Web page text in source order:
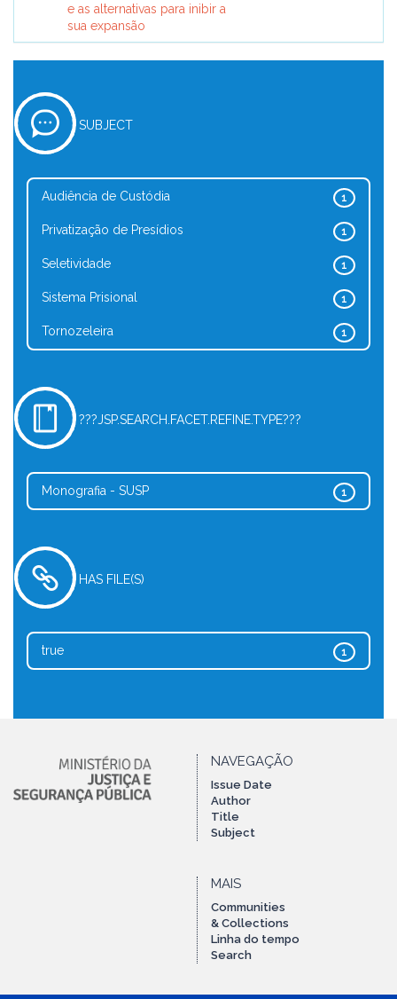
e as alternativas para inibir a
sua expansão
SUBJECT
1
Audiência de Custódia
1
Privatização de Presídios
1
Seletividade
1
Sistema Prisional
1
Tornozeleira
???JSP.SEARCH.FACET.REFINE.TYPE???
1
Monografia - SUSP
HAS FILE(S)
1
true
NAVEGAÇÃO
Issue Date
Author
Title
Subject
MAIS
Communities
& Collections
Linha do tempo
Search